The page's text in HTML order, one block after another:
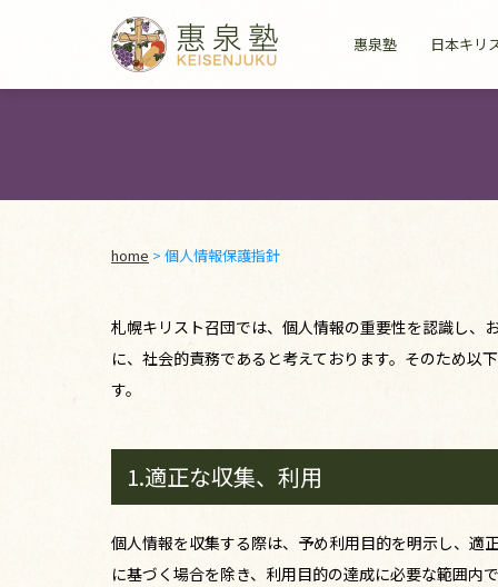
惠泉塾 日本キリ
home > 個人情報保護指針
札幌キリスト召団では、個人情報の重要性を認識し、
に、社会的責務であると考えております。そのため以
す。
1.適正な収集、利用
個人情報を収集する際は、予め利用目的を明示し、適
に基づく場合を除き、利用目的の達成に必要な範囲内